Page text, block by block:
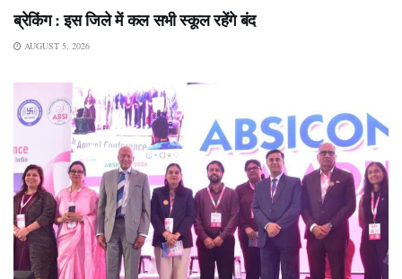
ब्रेकिंग : इस जिले में कल सभी स्कूल रहेंगे बंद
AUGUST 5, 2026